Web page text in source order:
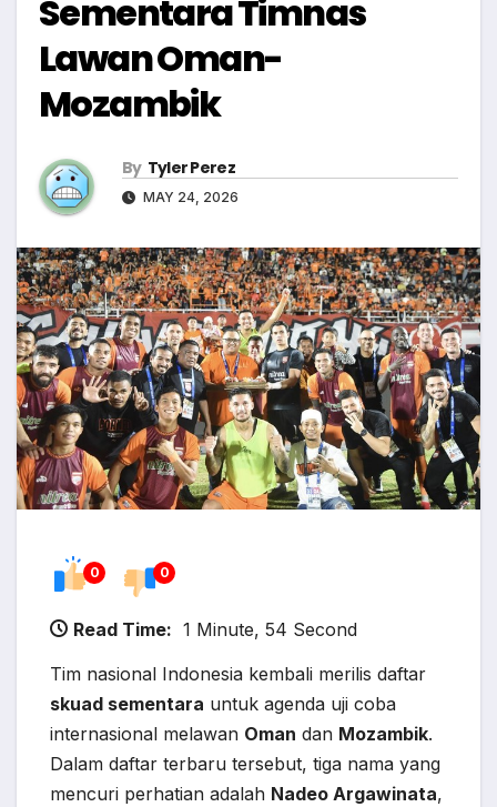
Sementara Timnas
Lawan Oman-
Mozambik
By Tyler Perez
MAY 24, 2026
0 0
Read Time: 1 Minute, 54 Second
Tim nasional Indonesia kembali merilis daftar
skuad sementara untuk agenda uji coba
internasional melawan Oman dan Mozambik.
Dalam daftar terbaru tersebut, tiga nama yang
mencuri perhatian adalah Nadeo Argawinata,